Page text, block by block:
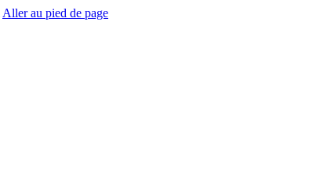
Aller au pied de page